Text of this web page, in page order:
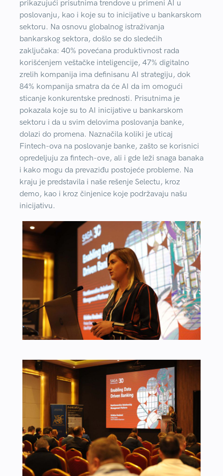
prikazujući prisutnima trendove u primeni AI u
poslovanju, kao i koje su to inicijative u bankarskom
sektoru. Na osnovu globalnog istraživanja
bankarskog sektora, došlo se do sledećih
zaključaka: 40% povećana produktivnost rada
korišćenjem veštačke inteligencije, 47% digitalno
zrelih kompanija ima definisanu AI strategiju, dok
84% kompanija smatra da će AI da im omogući
sticanje konkurentske prednosti. Prisutnima je
pokazala koje su to AI inicijative u bankarskom
sektoru i da u svim delovima poslovanja banke,
dolazi do promena. Naznačila koliki je uticaj
Fintech-ova na poslovanje banke, zašto se korisnici
opredeljuju za fintech-ove, ali i gde leži snaga banaka
i kako mogu da prevaziđu postojeće probleme. Na
kraju je predstavila i naše rešenje Selectu, kroz
demo, kao i kroz činjenice koje podržavaju našu
inicijativu.